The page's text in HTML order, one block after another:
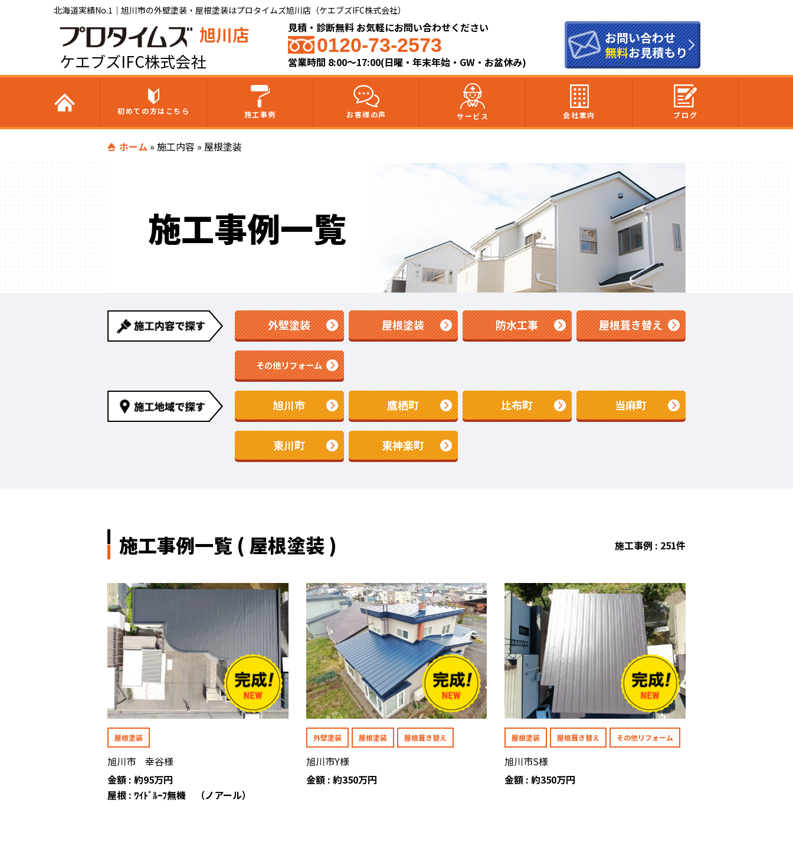
北海道実績No.1｜旭川市の外壁塗装・屋根塗装はプロタイムズ旭川店（ケエブズIFC株式会社）​
旭川店
ケエブズIFC株式会社
見積・診断無料 お気軽にお問い合わせください
0120-73-2573
営業時間 8:00～17:00(日曜・年末年始・GW・お盆休み)
お問い合わせ
無料お見積もり
初めての方はこちら 施工事例 お客様の声 サービス 会社案内 ブログ
ホーム » 施工内容 » 屋根塗装
施工事例一覧
外壁塗装 屋根塗装 防水工事 屋根葺き替え
その他リフォーム
旭川市 鷹栖町 比布町 当麻町
東川町 東神楽町
施工事例一覧 ( 屋根塗装 ) 施工事例 : 251件
屋根塗装
旭川市 幸谷様
金額 : 約95万円
屋根 : ﾜｲﾄﾞﾙｰﾌ無機 （ノアール）
外壁塗装 屋根塗装 屋根葺き替え
旭川市Y様
金額 : 約350万円
屋根塗装 屋根葺き替え その他リフォーム
旭川市S様
金額 : 約350万円